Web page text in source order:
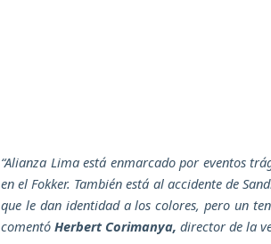
“Alianza Lima está enmarcado por eventos
en el Fokker. También está al accidente de
que le dan identidad a los colores, pero un
comentó Herbert Corimanya, director de la